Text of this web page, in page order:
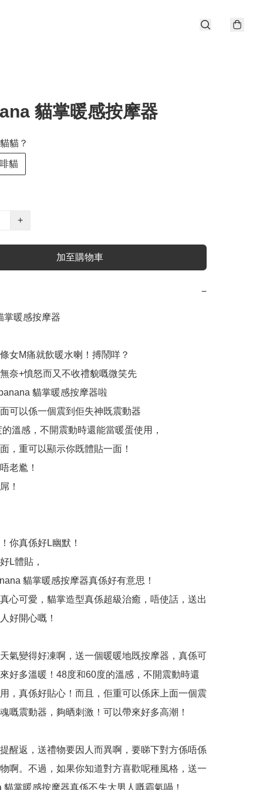
貓掌暖感按摩器
貓？
啡貓
+
加至購物車
−
掌暖感按摩器
女M痛就飲暖水喇！搏鬧咩？
奈+憤怒而又不收禮貌嘅微笑先
貓掌暖感按摩器啦
可以係一個震到佢失神既震動器
溫感，不開震動時還能當暖蛋使用，
，重可以顯示你既體貼一面！
老尷！
！
你真係好L幽默！
L體貼，
貓掌暖感按摩器真係好有意思！
心可愛，貓掌造型真係超級治癒，唔使話，送出
好開心嘅！
氣變得好凍啊，送一個暖暖地既按摩器，真係可
好多溫暖！48度和60度的溫感，不開震動時還
，真係好貼心！而且，佢重可以係床上面一個震
嘅震動器，夠晒刺激！可以帶來好多高潮！
醒返，送禮物要因人而異啊，要睇下對方係唔係
啊。不過，如果你知道對方喜歡呢種風格，送一
貓掌暖感按摩器真係不失大男人嘅霸氣喎！